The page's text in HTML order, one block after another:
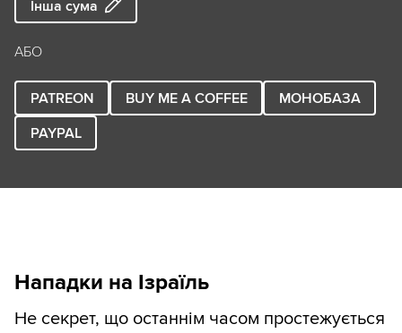
Інша сума
АБО
PATREON BUY ME A COFFEE
МОНОБАЗА
PAYPAL
Нападки на Ізраїль
Не секрет, що останнім часом простежується